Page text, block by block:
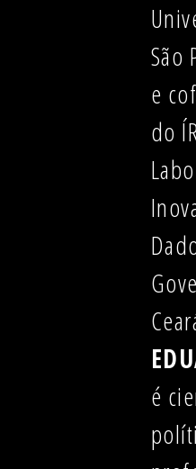
São
e
do
é